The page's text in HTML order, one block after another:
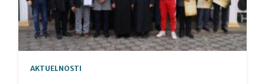
AKTUELNOSTI